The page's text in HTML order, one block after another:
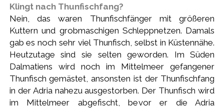
Klingt nach Thunfischfang?
Nein, das waren Thunfischfänger mit größeren
Kuttern und grobmaschigen Schleppnetzen. Damals
gab es noch sehr viel Thunfisch, selbst in Küstennähe.
Heutzutage sind sie selten geworden. Im Süden
Dalmatiens wird noch im Mittelmeer gefangener
Thunfisch gemästet, ansonsten ist der Thunfischfang
in der Adria nahezu ausgestorben. Der Thunfisch wird
im Mittelmeer abgefischt, bevor er die Adria